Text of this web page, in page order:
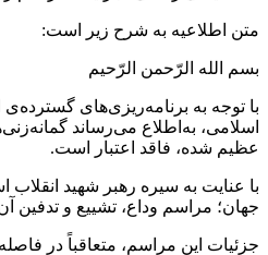
متن اطلاعیه به شرح زیر است:
بسم الله الرّحمن الرّحیم
با توجه به برنامه‌ریزی‌های
اسلامی، به‌اطلاع می‌رساند
عظیم شده، فاقد اعتبار است.
با عنایت به سیره‌ رهبر شهید
جهان؛ مراسم وداع، تشییع و تدفین
جزئیات این مراسم، متعاقباً در